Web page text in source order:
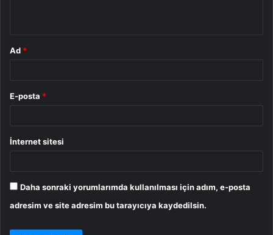
Ad *
E-posta *
İnternet sitesi
Daha sonraki yorumlarımda kullanılması için adım, e-posta
adresim ve site adresim bu tarayıcıya kaydedilsin.